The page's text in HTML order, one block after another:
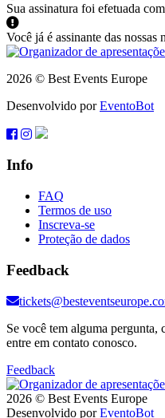
Sua assinatura foi efetuada
Você já é assinante das nossas
2026 © Best Events Europe
Desenvolvido porEventoBot
Info
FAQ
Termos de uso
Inscreva-se
Proteção de dados
Feedback
Se você tem alguma pergunta,
entre em contato conosco.
Feedback
2026 © Best Events Europe
Desenvolvido porEventoBot